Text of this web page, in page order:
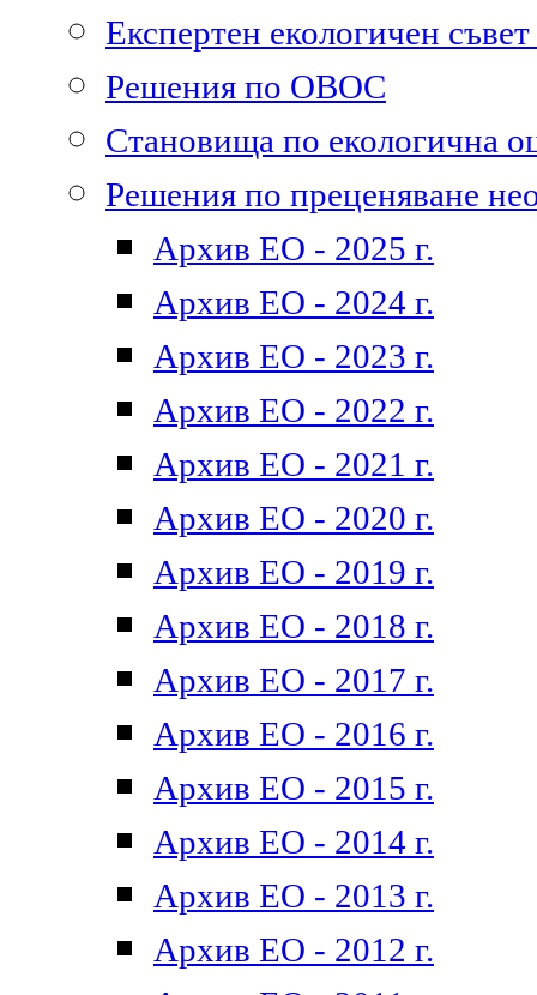
Експертен екологичен
Решения по ОВОС
Становища по екологична
Решения по преценяване
Архив ЕО - 2025 г.
Архив ЕО - 2024 г.
Архив ЕО - 2023 г.
Архив ЕО - 2022 г.
Архив ЕО - 2021 г.
Архив ЕО - 2020 г.
Архив ЕО - 2019 г.
Архив ЕО - 2018 г.
Архив ЕО - 2017 г.
Архив ЕО - 2016 г.
Архив ЕО - 2015 г.
Архив ЕО - 2014 г.
Архив ЕО - 2013 г.
Архив ЕО - 2012 г.